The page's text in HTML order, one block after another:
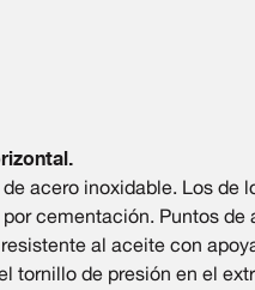
acero inoxidable. Los de
cementación. Puntos de
al aceite con
tornillo de presión en el